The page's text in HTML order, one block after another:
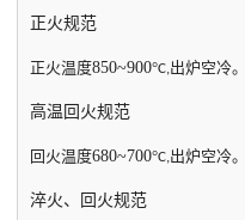
正火规范
正火温度850~900°C,出炉空冷。
高温回火规范
回火温度680~700°C,出炉空冷。
淬火、回火规范